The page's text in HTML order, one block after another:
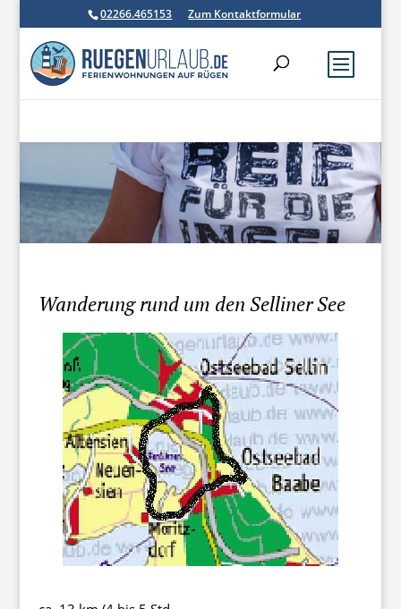
02266.465153 Zum Kontaktformular
Wanderung rund um den Selliner See